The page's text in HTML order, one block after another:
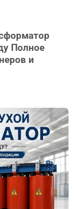
Полное
и